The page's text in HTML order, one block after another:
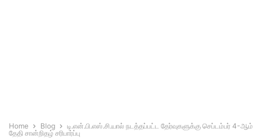
Home Blog
டி.என்.பி.எஸ்.சி.யால் நடத்தப்பட்ட தேர்வுகளுக்கு செப்டம்பர் 4-ஆம்
தேதி சான்றிதழ் சரிபார்ப்பு